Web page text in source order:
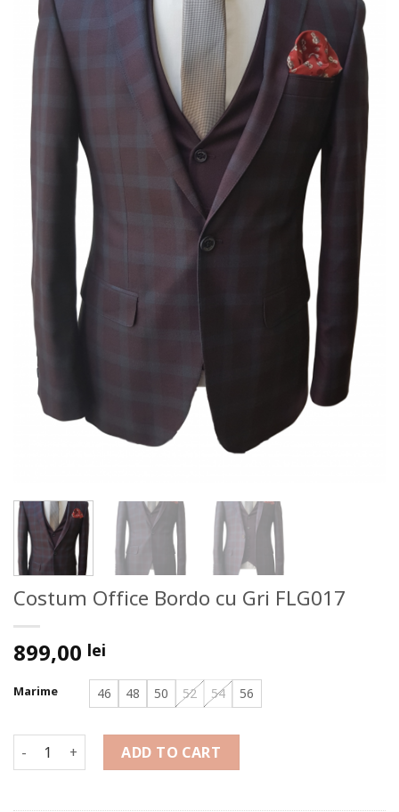
Costum Office Bordo cu Gri FLG017
899,00 lei
Marime 46 48 50 52 54 56
Costum Office Bordo cu Gri FLG017 quantity
ADD TO CART